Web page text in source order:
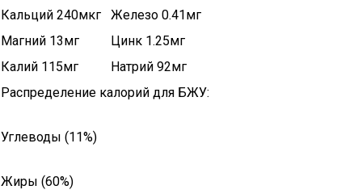
Кальций 240мкг
Железо 0.41мг
Магний 13мг
Цинк 1.25мг
Калий 115мг
Натрий 92мг
Распределение калорий для БЖУ:
Углеводы (11%)
Жиры (60%)